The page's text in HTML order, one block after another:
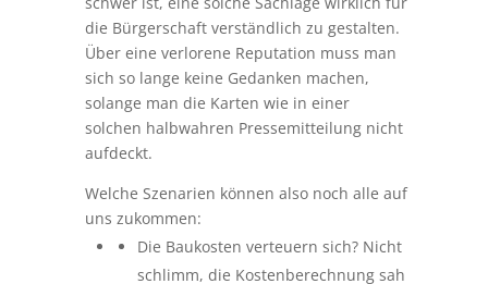
die Bürgerschaft verständlich zu gestalten.
Über eine verlorene Reputation muss man
sich so lange keine Gedanken machen,
solange man die Karten wie in einer
solchen halbwahren Pressemitteilung nicht
aufdeckt.
Welche Szenarien können also noch alle auf
uns zukommen:
Die Baukosten verteuern sich? Nicht
schlimm, die Kostenberechnung sah